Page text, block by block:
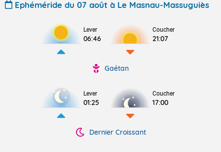
Ephéméride du 07 août à Le Masnau-Massuguiès
Lever
06:46
Coucher
21:07
Gaétan
Lever
01:25
Coucher
17:00
Dernier Croissant